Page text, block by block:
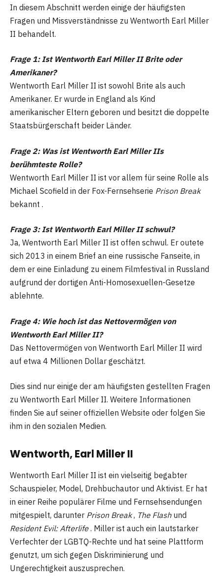
In diesem Abschnitt werden einige der häufigsten
Fragen und Missverständnisse zu Wentworth Earl Miller
II behandelt.
Frage 1: Ist Wentworth Earl Miller II Brite oder
Amerikaner?
Wentworth Earl Miller II ist sowohl Brite als auch
Amerikaner. Er wurde in England als Kind
amerikanischer Eltern geboren und besitzt die doppelte
Staatsbürgerschaft beider Länder.
Frage 2: Was ist Wentworth Earl Miller IIs
berühmteste Rolle?
Wentworth Earl Miller II ist vor allem für seine Rolle als
Michael Scofield in der Fox-Fernsehserie Prison Break
bekannt .
Frage 3: Ist Wentworth Earl Miller II schwul?
Ja, Wentworth Earl Miller II ist offen schwul. Er outete
sich 2013 in einem Brief an eine russische Fanseite, in
dem er eine Einladung zu einem Filmfestival in Russland
aufgrund der dortigen Anti-Homosexuellen-Gesetze
ablehnte.
Frage 4: Wie hoch ist das Nettovermögen von
Wentworth Earl Miller II?
Das Nettovermögen von Wentworth Earl Miller II wird
auf etwa 4 Millionen Dollar geschätzt.
Dies sind nur einige der am häufigsten gestellten Fragen
zu Wentworth Earl Miller II. Weitere Informationen
finden Sie auf seiner offiziellen Website oder folgen Sie
ihm in den sozialen Medien.
Wentworth, Earl Miller II
Wentworth Earl Miller II ist ein vielseitig begabter
Schauspieler, Model, Drehbuchautor und Aktivist. Er hat
in einer Reihe populärer Filme und Fernsehsendungen
mitgespielt, darunter Prison Break, The Flashund
Resident Evil: Afterlife. Miller ist auch ein lautstarker
Verfechter der LGBTQ-Rechte und hat seine Plattform
genutzt, um sich gegen Diskriminierung und
Ungerechtigkeit auszusprechen.